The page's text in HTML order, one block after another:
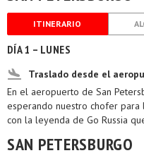
ITINERARIO
DÍA 1 – LUNES
Traslado desde el
En el aeropuerto de San
esperando nuestro chofer
con la leyenda de Go Russia
SAN PETERSBURGO